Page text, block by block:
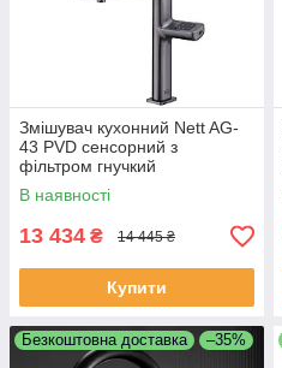
Змішувач кухонний Nett AG-
43 PVD сенсорний з
фільтром гнучкий
В наявності
13 434 ₴ 14 445 ₴
Купити
Безкоштовна доставка –35%